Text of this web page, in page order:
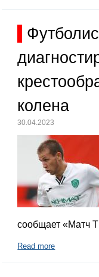
колена
30.04.2023
сообщает «Матч
Read more